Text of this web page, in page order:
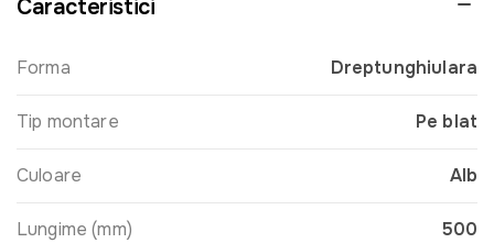
Caracteristici
Forma Dreptunghiulara
Tip montare Pe blat
Culoare Alb
Lungime (mm) 500